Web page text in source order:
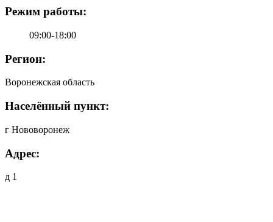
Режим работы:
09:00-18:00
Регион:
Воронежская область
Населённый пункт:
г Нововоронеж
Адрес:
д 1